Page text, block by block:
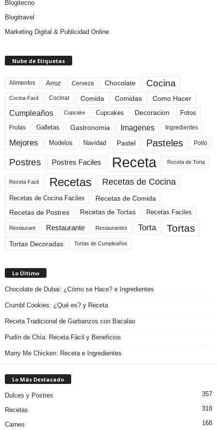
Blogitecno
Blogitravel
Marketing Digital & Publicidad Online
Nube de Etiquetas
Alimentos Arroz Cerveza Chocolate Cocina
Cocina Facil Cocinar Comida Comidas Como Hacer
Cumpleaños Cupcake Cupcakes Decoracion Fotos
Frutas Galletas Gastronomia Imagenes Ingredientes
Mejores Modelos Navidad Pastel Pasteles Pollo
Postres Postres Faciles Receta Receta de Torta
Receta Facil Recetas Recetas de Cocina
Recetas de Cocina Faciles
Recetas de Comida
Recetas de Postres
Recetas de Tortas Recetas Faciles
Restaurant Restaurante Restaurantes Torta Tortas
Tortas Decoradas Tortas de Cumpleaños
Lo Último
Chocolate de Dubai: ¿Cómo se Hace? e Ingredientes
Crumbl Cookies: ¿Qué es? y Receta
Receta Tradicional de Garbanzos con Bacalao
Pudín de Chía: Receta Fácil y Beneficios
Marry Me Chicken: Receta e Ingredientes
Lo Más Destacado
Dulces y Postres 357
Recetas 318
Carnes 168